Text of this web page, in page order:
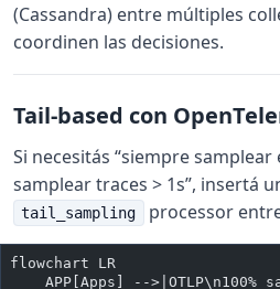
(Cassandra) entre múltiples
coordinen las decisiones.
Tail-based con
Si necesitás “siempre
samplear traces > 1s”, insertá
tail_sampling processor
flowchart LR